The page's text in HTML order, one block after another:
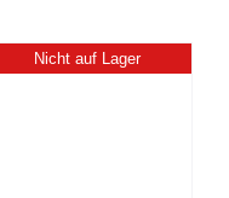
Nicht auf Lager